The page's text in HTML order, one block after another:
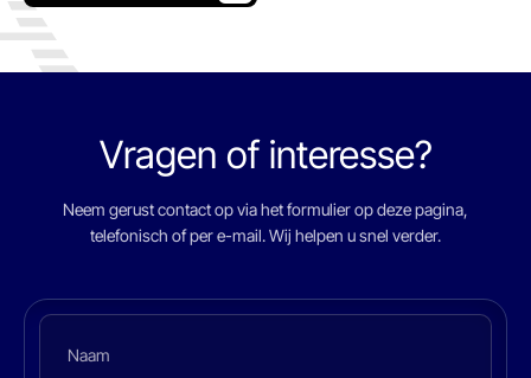
Vragen of interesse?
Neem gerust contact op via het formulier op deze pagina,
telefonisch of per e-mail. Wij helpen u snel verder.